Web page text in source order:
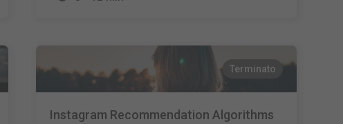
Terminato
Instagram Recommendation Algorithms